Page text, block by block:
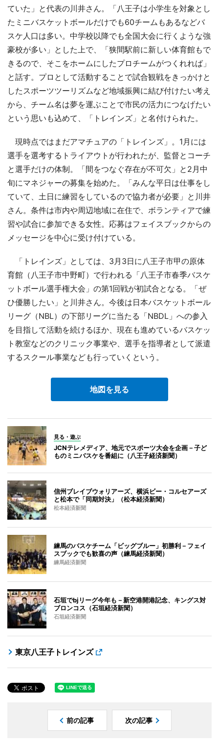
ていた」と代表の川井さん。「八王子は小学生を対象とし
たミニバスケットボールだけでも60チームもあるなどバ
スケ人口は多い。中学校以降でも全国大会に行くような強
豪校が多い」とした上で、「狭間駅前に新しい体育館もで
きるので、そこをホームにしたプロチームがつくれれば」
と話す。プロとして活動することで試合観戦をきっかけと
したスポーツツーリズムなど地域振興に結び付けたい考え
から、チーム名は夢を運ぶことで市民の活力につなげたい
という思いも込めて、「トレインズ」と名付けられた。
現時点ではまだアマチュアの「トレインズ」。1月には
選手を選考するトライアウトが行われたが、監督とコーチ
と選手だけの体制。「間をつなぐ存在が不可欠」と2月中
旬にマネジャーの募集を始めた。「みんな平日は仕事をし
ていて、土日に練習をしているので協力者が必要」と川井
さん。条件は市内や周辺地域に在住で、ボランティアで練
習や試合に参加できる女性。応募はフェイスブックからの
メッセージを中心に受け付けている。
「トレインズ」としては、3月3日に八王子市甲の原体
育館（八王子市中野町）で行われる「八王子市春季バスケ
ットボール選手権大会」の第1回戦が初試合となる。「ぜ
ひ優勝したい」と川井さん。今後は日本バスケットボール
リーグ（NBL）の下部リーグに当たる「NBDL」への参入
を目指して活動を続けるほか、現在も進めているバスケッ
ト教室などのクリニック事業や、選手を指導者として派遣
するスクール事業なども行っていくという。
地図を見る
見る・遊ぶ
JCNテレメディア、地元でスポーツ大会を企画－子ど
ものミニバスケを番組に（八王子経済新聞）
信州ブレイブウォリアーズ、横浜ビー・コルセアーズ
と松本で「同期対決」（松本経済新聞）
松本経済新聞
練馬のバスケチーム「ビッグブルー」初勝利－フェイ
スブックでも歓喜の声（練馬経済新聞）
練馬経済新聞
石垣でbjリーグ今年も－新空港開港記念、キングス対
ブロンコス（石垣経済新聞）
石垣経済新聞
東京八王子トレインズ
前の記事 次の記事